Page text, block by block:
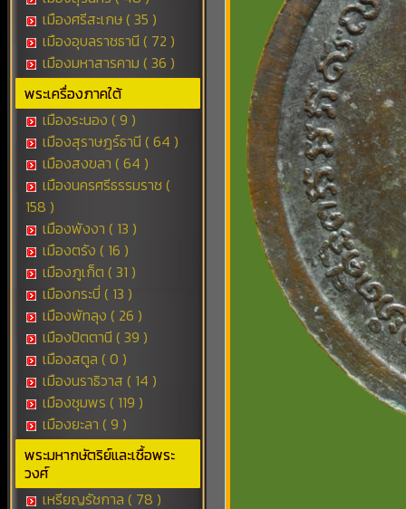
เมืองศรีสะเกษ ( 35 )
เมืองอุบลราชธานี ( 72 )
เมืองมหาสารคาม ( 36 )
พระเครื่องภาคใต้
เมืองระนอง ( 9 )
เมืองสุราษฎร์ธานี ( 64 )
เมืองสงขลา ( 64 )
เมืองนครศรีธรรมราช (
158 )
เมืองพังงา ( 13 )
เมืองตรัง ( 16 )
เมืองภูเก็ต ( 31 )
เมืองกระบี่ ( 13 )
เมืองพัทลุง ( 26 )
เมืองปัตตานี ( 39 )
เมืองสตูล ( 0 )
เมืองนราธิวาส ( 14 )
เมืองชุมพร ( 119 )
เมืองยะลา ( 9 )
พระมหากษัตริย์และเชื้อพระ
วงศ์
เหรียญรัชกาล ( 78 )